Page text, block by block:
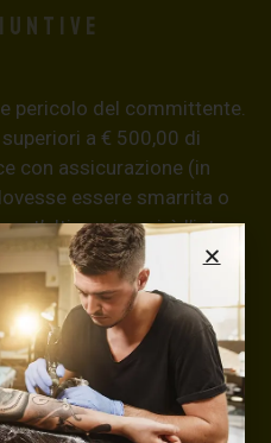
pericolo del committente.
a € 500,00 di
con assicurazione (in
essere smarrita o
risarcirà l’intero
nessuno
un costo aggiuntivo del
da richiedere prima
seguente indirizzo: